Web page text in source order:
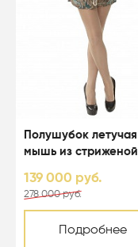
Полушубок летучая
мышь из стриженой
капюшоном - 01164
139 000 руб.
278 000 руб.
Подробнее